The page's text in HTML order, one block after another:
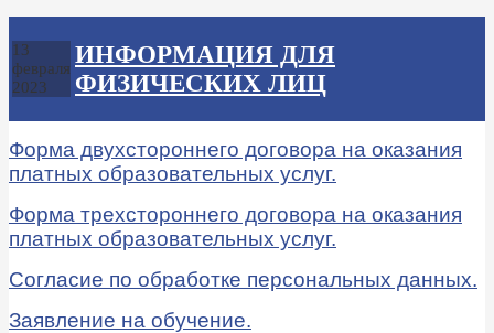
13
февраля
2023
ИНФОРМАЦИЯ ДЛЯ
ФИЗИЧЕСКИХ ЛИЦ
Форма двухстороннего договора на оказания
платных образовательных услуг.
Форма трехстороннего договора на оказания
платных образовательных услуг.
Cогласие по обработке персональных данных.
Заявление на обучение.